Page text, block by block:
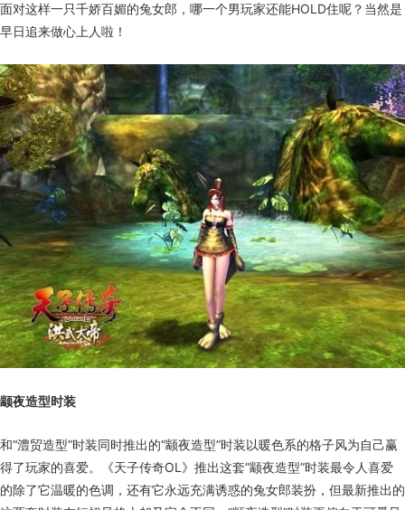
面对这样一只千娇百媚的兔女郎，哪一个男玩家还能HOLD住呢？当然是
早日追来做心上人啦！
颛夜造型时装
和“澧贸造型”时装同时推出的“颛夜造型”时装以暖色系的格子风为自己赢
得了玩家的喜爱。《天子传奇OL》推出这套“颛夜造型”时装最令人喜爱
的除了它温暖的色调，还有它永远充满诱惑的兔女郎装扮，但最新推出的